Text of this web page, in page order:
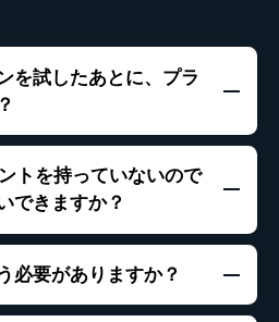
を試したあとに、プラ
イアルで内容を気に入っていた
まお客様のご希望に合ったプラ
す。
トを持っていないので
できますか？
新規アカウントの開設も弊社で
安心ください。なお、プランご
は、アカウント開設代行は無償
必要がありますか？